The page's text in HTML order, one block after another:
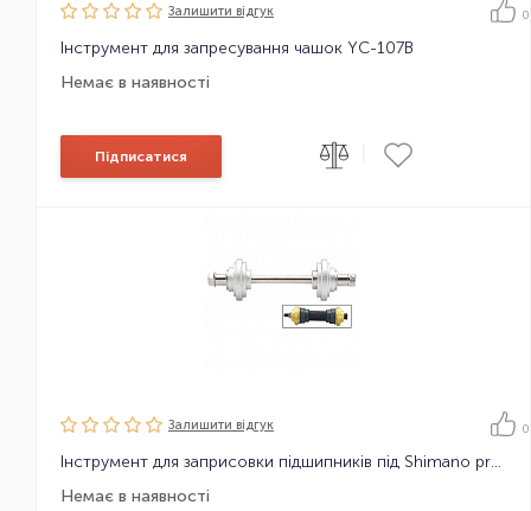
Залишити вiдгук 0
Інструмент для запресування чашок YC-107B
Немає в наявності
Підписатися
Залишити вiдгук 0
Інструмент для заприсовки підшипників під Shimano press-fit YC-25BB-30
Немає в наявності